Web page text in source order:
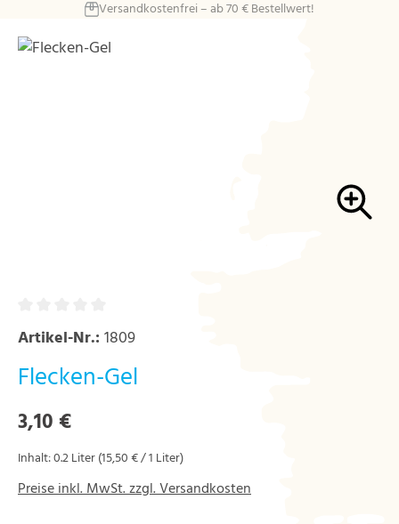
Zum Hauptinhalt springenVersandkostenfrei – ab 70 € Bestellwert!
Bildergalerie überspringen
Artikel-Nr.: 1809
Flecken-Gel
Regulärer Preis:
3,10 €
Inhalt:0.2 Liter(15,50 € / 1 Liter)
Preise inkl. MwSt. zzgl. Versandkosten